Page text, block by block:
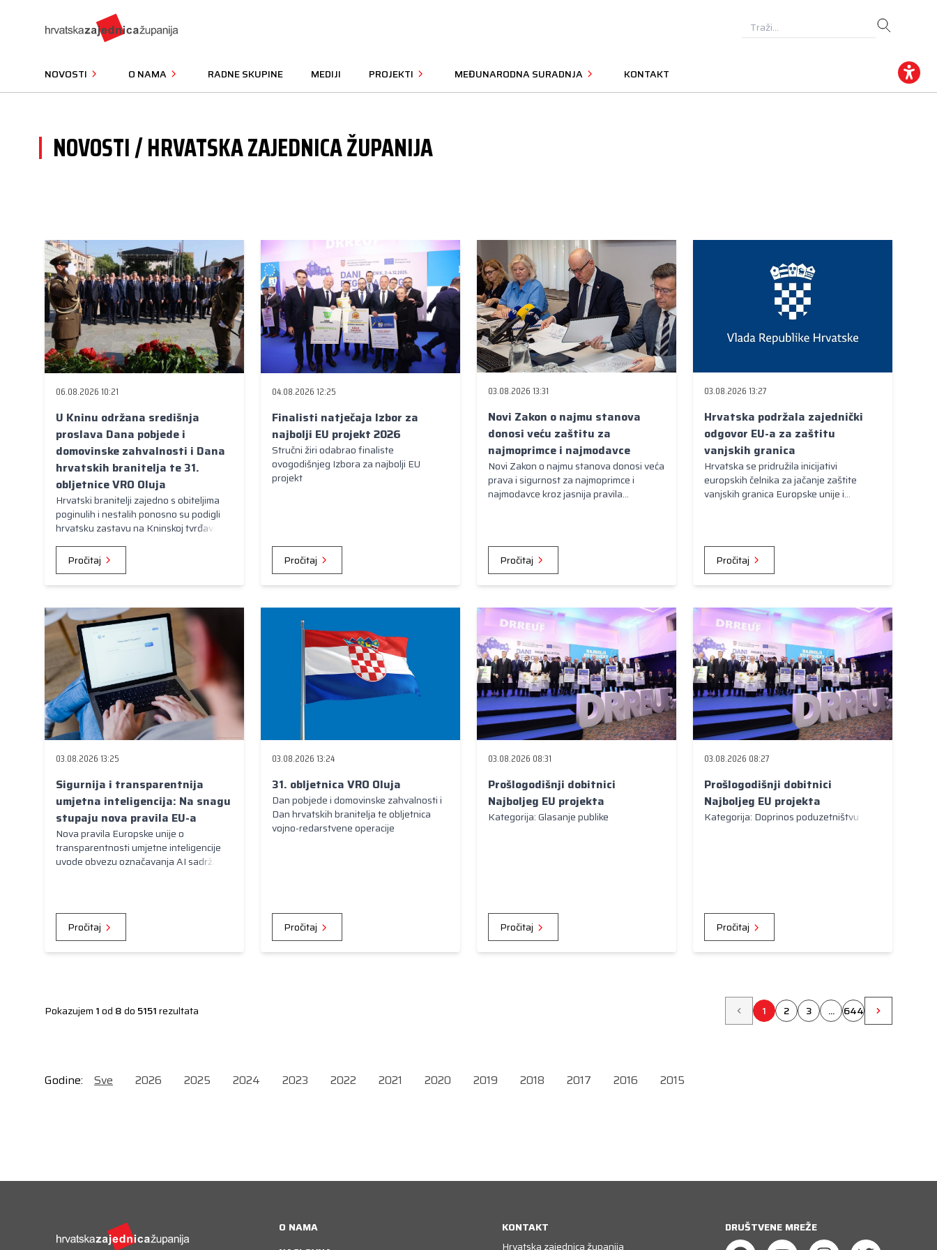
NOVOSTI O NAMA RADNE SKUPINE MEDIJI PROJEKTI MEĐUNARODNA SURADNJA KONTAKT
NOVOSTI / HRVATSKA ZAJEDNICA ŽUPANIJA
06.08.2026 10:21
U Kninu održana središnja
proslava Dana pobjede i
domovinske zahvalnosti i Dana
hrvatskih branitelja te 31.
obljetnice VRO Oluja
Hrvatski branitelji zajedno s obiteljima
poginulih i nestalih ponosno su podigli
hrvatsku zastavu na Kninskoj tvrđavi,
tijekom svečanosti, a posebna počast
odana je 245 poginulih i nestalih
branitelja u Oluji
Pročitaj
04.08.2026 12:25
Finalisti natječaja Izbor za
najbolji EU projekt 2026
Stručni žiri odabrao finaliste
ovogodišnjeg Izbora za najbolji EU
projekt
Pročitaj
03.08.2026 13:31
Novi Zakon o najmu stanova
donosi veću zaštitu za
najmoprimce i najmodavce
Novi Zakon o najmu stanova donosi veća
prava i sigurnost za najmoprimce i
najmodavce kroz jasnija pravila
Pročitaj
03.08.2026 13:27
Hrvatska podržala zajednički
odgovor EU-a za zaštitu
vanjskih granica
Hrvatska se pridružila inicijativi
europskih čelnika za jačanje zaštite
vanjskih granica Europske unije i
Pročitaj
03.08.2026 13:25
Sigurnija i transparentnija
umjetna inteligencija: Na snagu
stupaju nova pravila EU-a
Nova pravila Europske unije o
transparentnosti umjetne inteligencije
uvode obvezu označavanja AI sadržaja i
Pročitaj
03.08.2026 13:24
31. obljetnica VRO Oluja
Dan pobjede i domovinske zahvalnosti i
Dan hrvatskih branitelja te obljetnica
vojno-redarstvene operacije
Pročitaj
03.08.2026 08:31
Prošlogodišnji dobitnici
Najboljeg EU projekta
Kategorija: Glasanje publike
Pročitaj
03.08.2026 08:27
Prošlogodišnji dobitnici
Najboljeg EU projekta
Kategorija: Doprinos poduzetništvu
Pročitaj
Pokazujem 1od 8do 5151rezultata 1 2 3 ... 644
Godine: Sve 2026 2025 2024 2023 2022 2021 2020 2019 2018 2017 2016 2015
O NAMA
KONTAKT
Hrvatska zajednica županija
DRUŠTVENE MREŽE